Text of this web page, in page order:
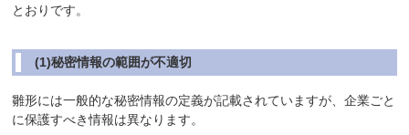
とおりです。
(1)秘密情報の範囲が不適切
雛形には一般的な秘密情報の定義が記載されていますが、企業ごと
に保護すべき情報は異なります。